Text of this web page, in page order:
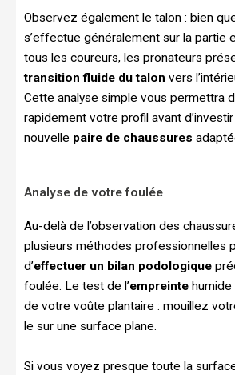
Observez également le talon : bien
s’effectue généralement sur la partie
tous les coureurs, les pronateurs
transition fluide du talon vers
Cette analyse simple vous permettra
rapidement votre profil avant
nouvelle paire de chaussures
Analyse de votre foulée
Au-delà de l’observation des
plusieurs méthodes professionnelles
d’effectuer un bilan podologique
foulée. Le test de l’empreinte
de votre voûte plantaire : mouillez
le sur une surface plane.
Si vous voyez presque toute la